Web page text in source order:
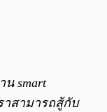
น smart
าสามารถสู้กับ